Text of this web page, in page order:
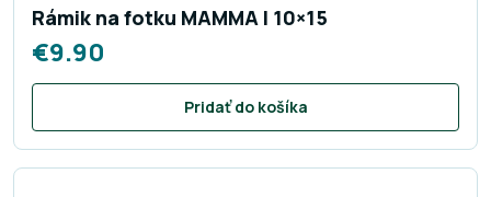
Rámik na fotku MAMMA I 10×15
€9.90
Pridať do košíka